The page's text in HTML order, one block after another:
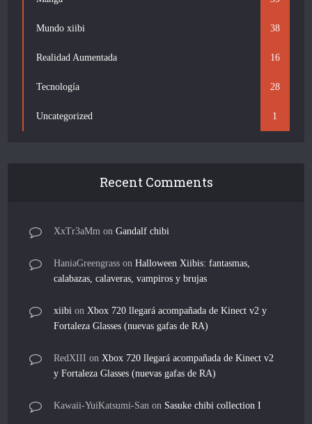
Mundo xiibi 38
Realidad Aumentada 16
Tecnología 28
Uncategorized 1
Recent Comments
XxTr3aMm onGandalf chibi
HaniaGreengrass onHalloween Xiibis: fantasmas,
calabazas, calaveras, vampiros y brujas
xiibi on Xbox 720 llegará acompañada de Kinect v2 y
Fortaleza Glasses (nuevas gafas de RA)
RedXIII on Xbox 720 llegará acompañada de Kinect v2
y Fortaleza Glasses (nuevas gafas de RA)
Kawaii-YuiKatsumi-San on Sasuke chibi collection I